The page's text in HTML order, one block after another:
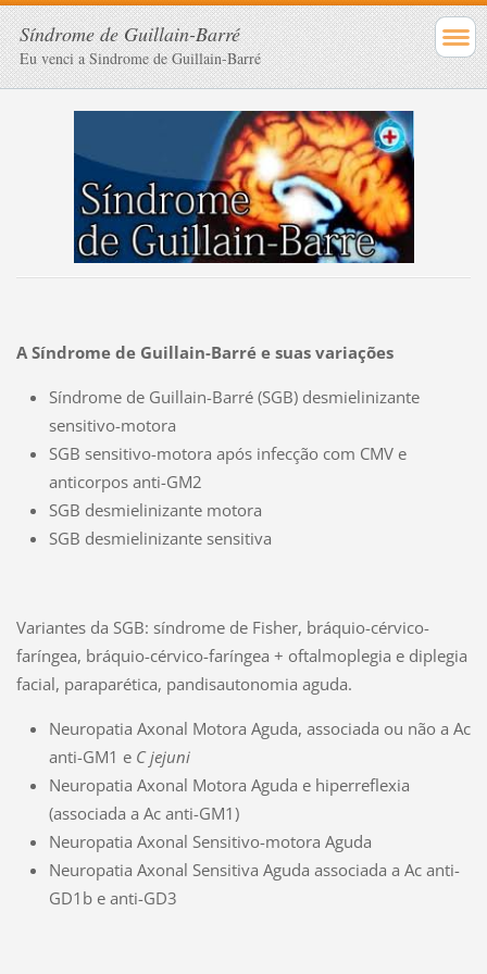
Síndrome de Guillain-Barré
Eu venci a Sindrome de Guillain-Barré
A Síndrome de Guillain-Barré e suas variações
Síndrome de Guillain-Barré (SGB) desmielinizante
sensitivo-motora
SGB sensitivo-motora após infecção com CMV e
anticorpos anti-GM2
SGB desmielinizante motora
SGB desmielinizante sensitiva
Variantes da SGB: síndrome de Fisher, bráquio-cérvico-
faríngea, bráquio-cérvico-faríngea + oftalmoplegia e diplegia
facial, paraparética, pandisautonomia aguda.
Neuropatia Axonal Motora Aguda, associada ou não a Ac
anti-GM1 e C jejuni
Neuropatia Axonal Motora Aguda e hiperreflexia
(associada a Ac anti-GM1)
Neuropatia Axonal Sensitivo-motora Aguda
Neuropatia Axonal Sensitiva Aguda associada a Ac anti-
GD1b e anti-GD3